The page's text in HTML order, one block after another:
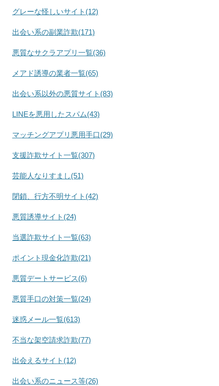
グレーな怪しいサイト(12)
出会い系の副業詐欺(171)
悪質なサクラアプリ一覧(36)
メアド誘導の業者一覧(65)
出会い系以外の悪質サイト(83)
LINEを悪用したスパム(43)
マッチングアプリ悪用手口(29)
支援詐欺サイト一覧(307)
芸能人なりすまし(51)
閉鎖、行方不明サイト(42)
悪質誘導サイト(24)
当選詐欺サイト一覧(63)
ポイント現金化詐欺(21)
悪質デートサービス(6)
悪質手口の対策一覧(24)
迷惑メール一覧(613)
不当な架空請求詐欺(77)
出会えるサイト(12)
出会い系のニュース等(26)